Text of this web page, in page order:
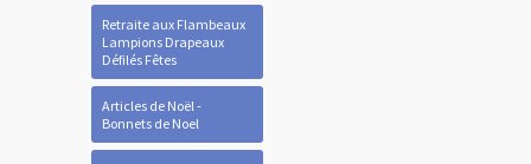
Retraite aux Flambeaux
Lampions Drapeaux
Défilés Fêtes
Articles de Noël -
Bonnets de Noel